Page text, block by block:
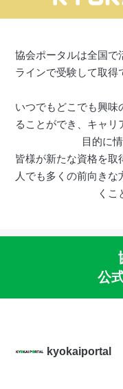
協会ポータルは全国で
ラインで受験して取得
いつでもどこでも興味
ることができ、キャ
目的に
皆様が新たな資格を取
人でも多くの前向き
くこ
公
kyokaiportal